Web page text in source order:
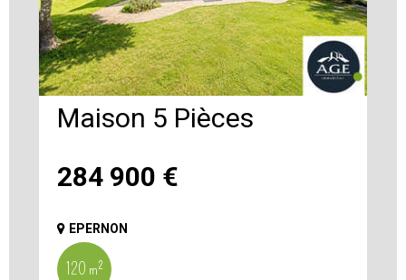
284 900 €
Maison 5 Pièces
EPERNON
120 m²